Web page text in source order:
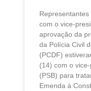
com o vice-
aprovação da
da Polícia Civil
(PCDF)
(14) com o
(PSB) para
Emenda à